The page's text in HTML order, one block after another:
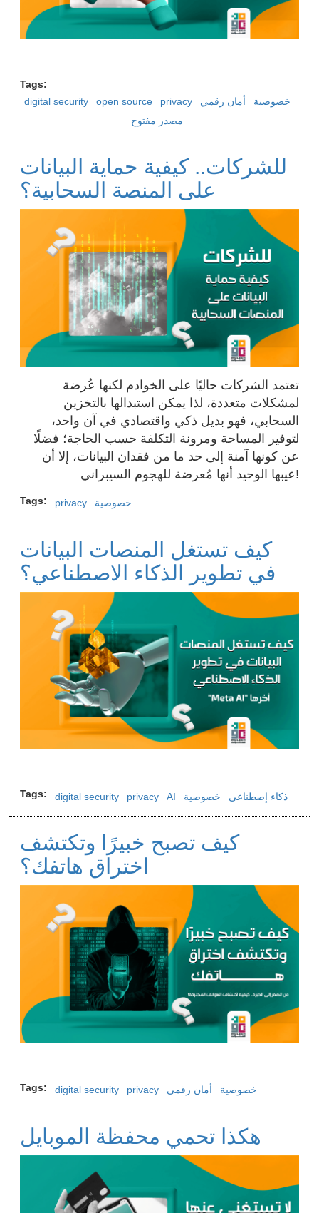
Tags
digital security
open source privacy أمان رقمي
خصوصية
مصدر مفتوح
للشركات.. كيفية حماية البيانات
على المنصة السحابية؟
تعتمد الشركات حاليًا على الخوادم لكنها عُرضة
لمشكلات متعددة، لذا يمكن استبدالها بالتخزين
السحابي، فهو بديل ذكي واقتصادي في آن واحد،
لتوفير المساحة ومرونة التكلفة حسب الحاجة؛ فضلًا
عن كونها آمنة إلى حد ما من فقدان البيانات، إلا أن
عيبها الوحيد أنها مُعرضة للهجوم السيبراني!
Tags privacy خصوصية
كيف تستغل المنصات البيانات
في تطوير الذكاء الاصطناعي؟
Tags digital security privacy AI خصوصية ذكاء إصطناعي
كيف تصبح خبيرًا وتكتشف
اختراق هاتفك؟
Tags digital security privacy أمان رقمي خصوصية
هكذا تحمي محفظة الموبايل